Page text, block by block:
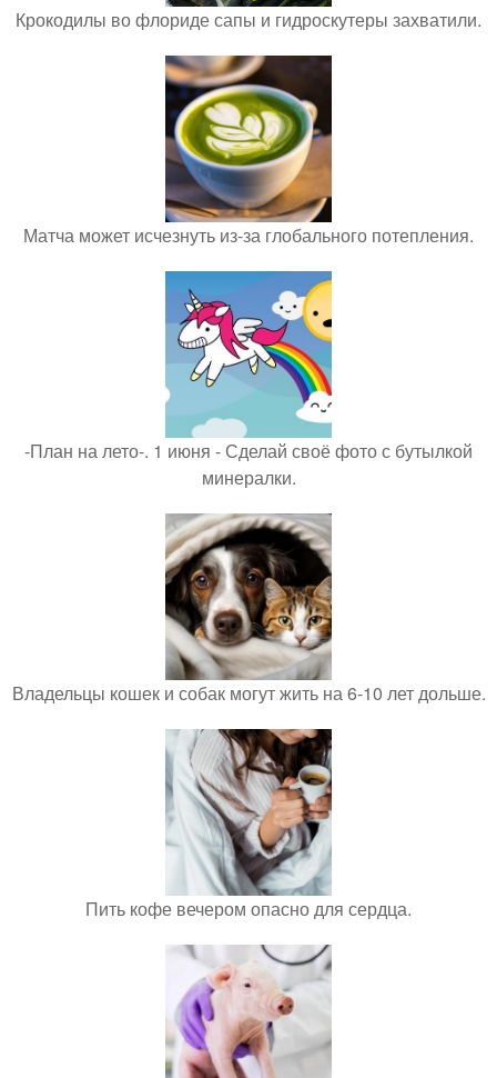
Крокодилы во флориде сапы и гидроскутеры захватили.
Матча может исчезнуть из-за глобального потепления.
-План на лето-. 1 июня - Сделай своё фото с бутылкой
минералки.
Владельцы кошек и собак могут жить на 6-10 лет дольше.
Пить кофе вечером опасно для сердца.